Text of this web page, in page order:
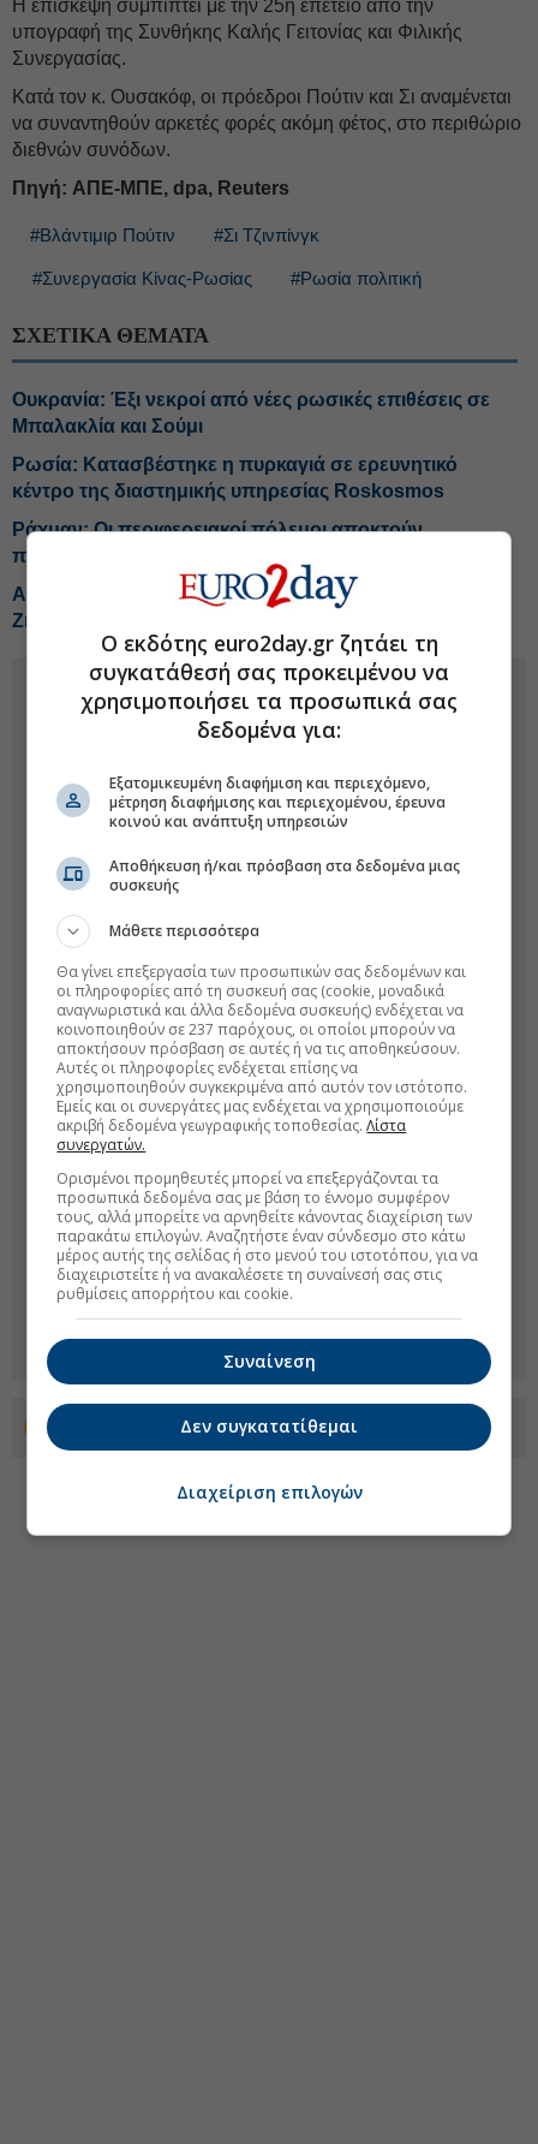
Η επίσκεψη συμπίπτει με την 25η επέτειο από την
υπογραφή της Συνθήκης Καλής Γειτονίας και Φιλικής
Συνεργασίας.
Κατά τον κ. Ουσακόφ, οι πρόεδροι Πούτιν και Σι αναμένεται
να συναντηθούν αρκετές φορές ακόμη φέτος, στο περιθώριο
διεθνών συνόδων.
Πηγή: ΑΠΕ-ΜΠΕ, dpa, Reuters
#Βλάντιμιρ Πούτιν #Σι Τζινπίνγκ
#Συνεργασία Κίνας-Ρωσίας #Ρωσία πολιτική
ΣΧΕΤΙΚΑ ΘΕΜΑΤΑ
Ουκρανία: Έξι νεκροί από νέες ρωσικές επιθέσεις σε
Μπαλακλία και Σούμι
Ρωσία: Κατασβέστηκε η πυρκαγιά σε ερευνητικό
κέντρο της διαστημικής υπηρεσίας Roskosmos
Ράχμαν: Οι περιφερειακοί πόλεμοι αποκτούν
παγκόσμιες διαστάσεις
Αιφνιδίασε τον Πούτιν ο πρόεδρος του Καζακστάν:
Ζήτησε «πάγωμα» του πολέμου στην Ουκρανία
Προσθέστε το euro2day.gr στο Discover
Ο εκδότης euro2day.gr ζητάει τη
συγκατάθεσή σας προκειμένου να
χρησιμοποιήσει τα προσωπικά σας
δεδομένα για:
Εξατομικευμένη διαφήμιση και περιεχόμενο,
μέτρηση διαφήμισης και περιεχομένου, έρευνα
κοινού και ανάπτυξη υπηρεσιών
Αποθήκευση ή/και πρόσβαση στα δεδομένα μιας
συσκευής
Μάθετε περισσότερα
Θα γίνει επεξεργασία των προσωπικών σας δεδομένων και
οι πληροφορίες από τη συσκευή σας (cookie, μοναδικά
αναγνωριστικά και άλλα δεδομένα συσκευής) ενδέχεται να
κοινοποιηθούν σε 237 παρόχους, οι οποίοι μπορούν να
αποκτήσουν πρόσβαση σε αυτές ή να τις αποθηκεύσουν.
Αυτές οι πληροφορίες ενδέχεται επίσης να
χρησιμοποιηθούν συγκεκριμένα από αυτόν τον ιστότοπο.
Εμείς και οι συνεργάτες μας ενδέχεται να χρησιμοποιούμε
ακριβή δεδομένα γεωγραφικής τοποθεσίας.Λίστα
συνεργατών.
Ορισμένοι προμηθευτές μπορεί να επεξεργάζονται τα
προσωπικά δεδομένα σας με βάση το έννομο συμφέρον
τους, αλλά μπορείτε να αρνηθείτε κάνοντας διαχείριση των
παρακάτω επιλογών. Αναζητήστε έναν σύνδεσμο στο κάτω
μέρος αυτής της σελίδας ή στο μενού του ιστοτόπου, για να
διαχειριστείτε ή να ανακαλέσετε τη συναίνεσή σας στις
ρυθμίσεις απορρήτου και cookie.
Συναίνεση
Δεν συγκατατίθεμαι
Διαχείριση επιλογών